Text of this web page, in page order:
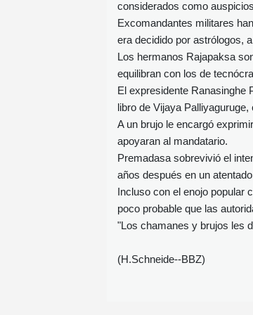
considerados como
Excomandantes militares
era decidido por astrólogos,
Los hermanos Rajapaksa
equilibran con los de
El expresidente Ranasinghe
libro de Vijaya
A un brujo le encargó
apoyaran al mandatario.
Premadasa sobrevivió el
años después en un
Incluso con el enojo popular
poco probable que las
"Los chamanes y brujos les
(H.Schneide--BBZ)